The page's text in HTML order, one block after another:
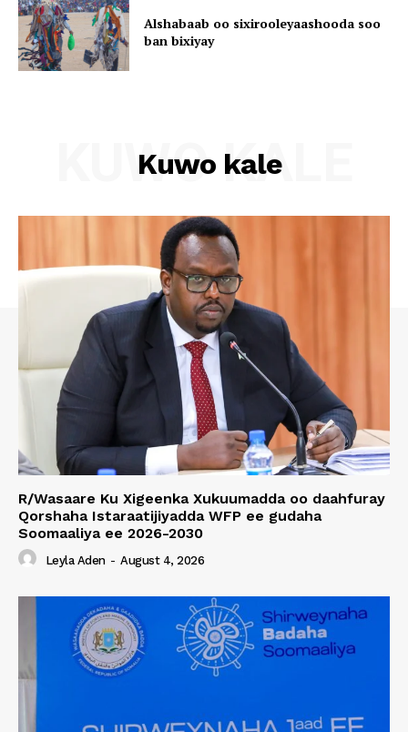
Alshabaab oo sixirooleyaashooda soo
ban bixiyay
Kuwo kale
KUWO KALE
R/Wasaare Ku Xigeenka Xukuumadda oo daahfuray
Qorshaha Istaraatijiyadda WFP ee gudaha
Soomaaliya ee 2026-2030
Leyla Aden - August 4, 2026